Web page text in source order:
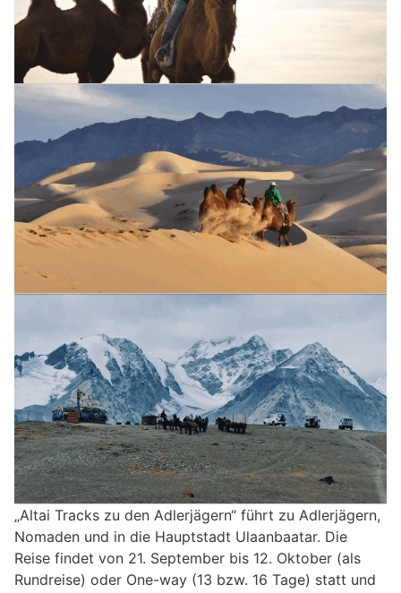
„Altai Tracks zu den Adlerjägern“ führt zu Adlerjägern,
Nomaden und in die Hauptstadt Ulaanbaatar. Die
Reise findet von 21. September bis 12. Oktober (als
Rundreise) oder One-way (13 bzw. 16 Tage) statt und